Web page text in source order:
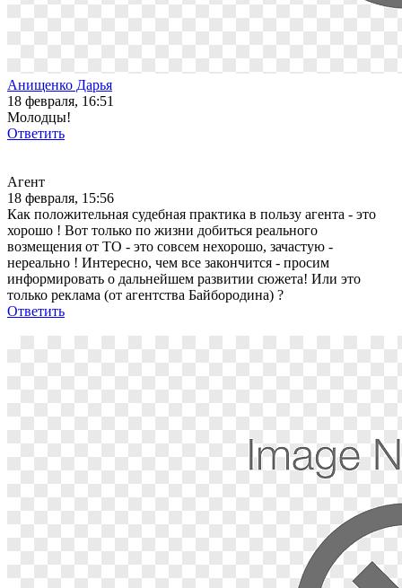
Анищенко Дарья
18 февраля, 16:51
Молодцы!
Ответить
Агент
18 февраля, 15:56
Как положительная судебная практика в пользу агента - это
хорошо ! Вот только по жизни добиться реального
возмещения от ТО - это совсем нехорошо, зачастую -
нереально ! Интересно, чем все закончится - просим
информировать о дальнейшем развитии сюжета! Или это
только реклама (от агентства Байбородина) ?
Ответить